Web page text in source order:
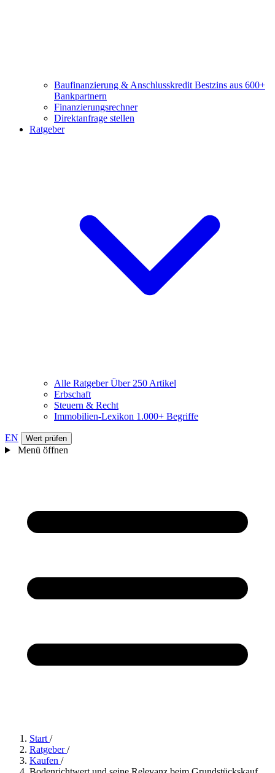
Baufinanzierung & Anschlusskredit Bestzins aus 600+
Bankpartnern
Finanzierungsrechner
Direktanfrage stellen
Ratgeber
Alle RatgeberÜber 250 Artikel
Erbschaft
Steuern & Recht
Immobilien-Lexikon 1.000+ Begriffe
EN Wert prüfen
Menü öffnen
Start /
Ratgeber/
Kaufen /